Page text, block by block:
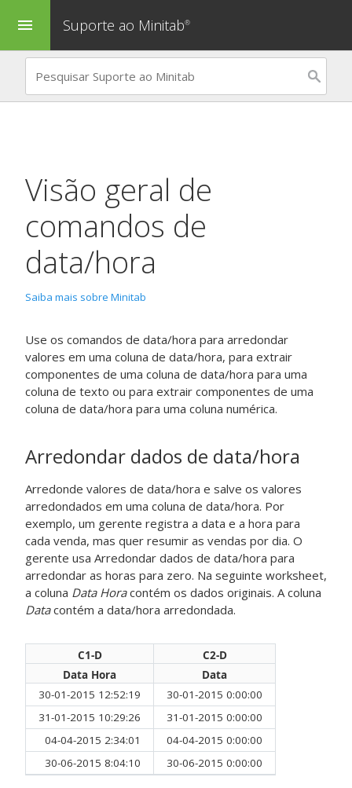
menu Suporte ao Minitab®
Visão geral de
comandos de
data/hora
Saiba mais sobre Minitab
Use os comandos de data/hora para arredondar
valores em uma coluna de data/hora, para extrair
componentes de uma coluna de data/hora para uma
coluna de texto ou para extrair componentes de uma
coluna de data/hora para uma coluna numérica.
Arredondar dados de data/hora
Arredonde valores de data/hora e salve os valores
arredondados em uma coluna de data/hora. Por
exemplo, um gerente registra a data e a hora para
cada venda, mas quer resumir as vendas por dia. O
gerente usa Arredondar dados de data/hora para
arredondar as horas para zero. Na seguinte worksheet,
a coluna Data Horacontém os dados originais. A coluna
Datacontém a data/hora arredondada.
C1-D
C2-D
Data Hora
Data
30-01-2015 12:52:19
30-01-2015 0:00:00
31-01-2015 10:29:26
31-01-2015 0:00:00
04-04-2015 2:34:01
04-04-2015 0:00:00
30-06-2015 8:04:10
30-06-2015 0:00:00